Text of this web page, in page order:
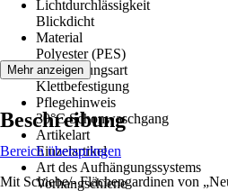
Lichtdurchlässigkeit
Blickdicht
Material
Polyester (PES)
Aufhängungsart
Klettbefestigung
Pflegehinweis
30°C Schonwaschgang
Artikelart
Einzelartikel
Art des Aufhängungssystems
Vorhangschiene
Mehr anzeigen
Beschreibung
Bereich überspringen
Mit Schiebe/- Flächengardinen von